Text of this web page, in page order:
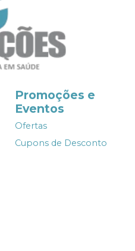
Promoções e
Eventos
Ofertas
Cupons de Desconto